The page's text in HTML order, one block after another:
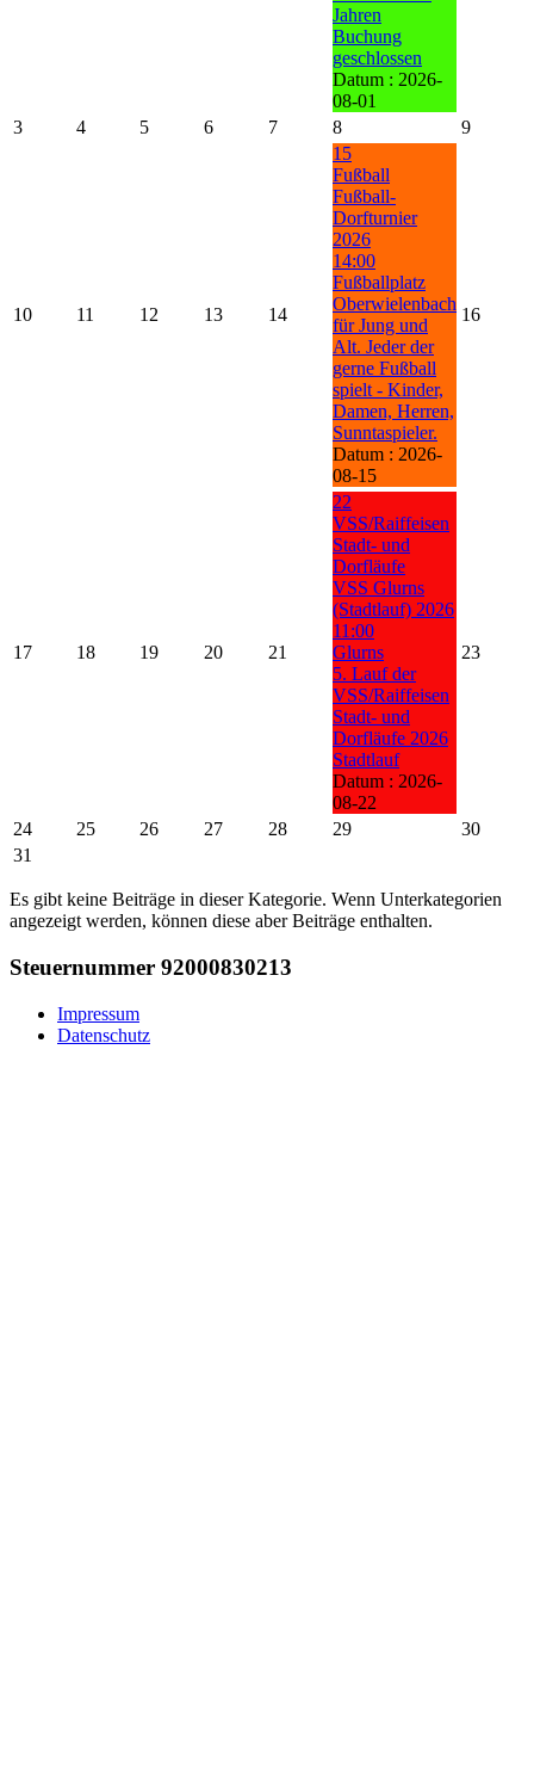
Jahren
Buchung
geschlossen
Datum : 2026-
08-01
3
4 5 6 7 8 9
10 11 12 13 14
15
Fußball
Fußball-
Dorfturnier
2026
14:00
Fußballplatz
Oberwielenbach
für Jung und
Alt. Jeder der
gerne Fußball
spielt - Kinder,
Damen, Herren,
Sunntaspieler.
Datum : 2026-
08-15
16
17 18 19 20 21
22
VSS/Raiffeisen
Stadt- und
Dorfläufe
VSS Glurns
(Stadtlauf) 2026
11:00
Glurns
5. Lauf der
VSS/Raiffeisen
Stadt- und
Dorfläufe 2026
Stadtlauf
Datum : 2026-
08-22
23
24 25 26 27 28 29
30
31
Es gibt keine Beiträge in dieser Kategorie. Wenn Unterkategorien
angezeigt werden, können diese aber Beiträge enthalten.
Steuernummer 92000830213
Impressum
Datenschutz